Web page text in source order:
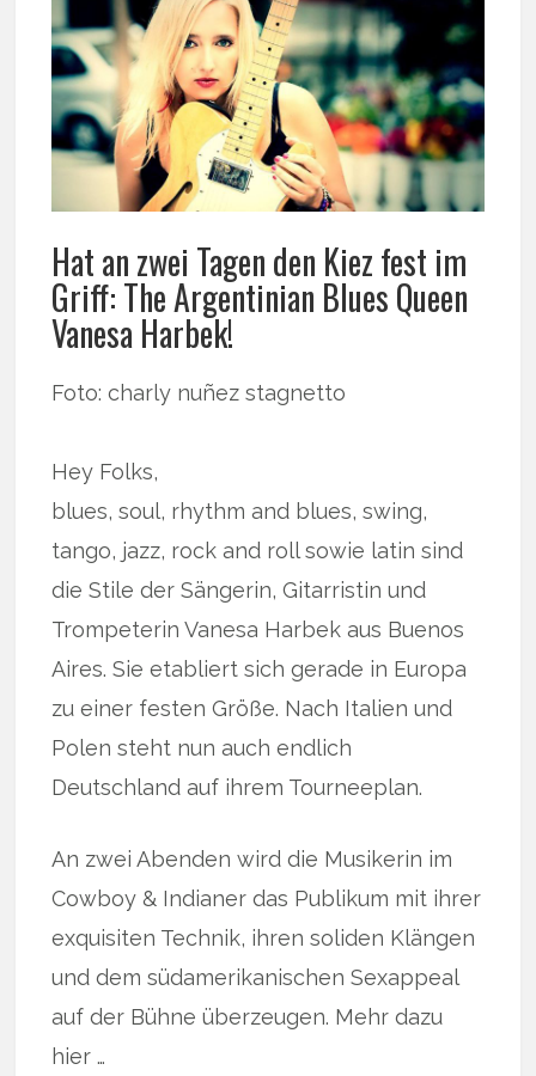
Hat an zwei Tagen den Kiez fest im
Griff: The Argentinian Blues Queen
Vanesa Harbek!
Foto: charly nuñez stagnetto
Hey Folks,
blues, soul, rhythm and blues, swing,
tango, jazz, rock and roll sowie latin sind
die Stile der Sängerin, Gitarristin und
Trompeterin Vanesa Harbek aus Buenos
Aires. Sie etabliert sich gerade in Europa
zu einer festen Größe. Nach Italien und
Polen steht nun auch endlich
Deutschland auf ihrem Tourneeplan.
An zwei Abenden wird die Musikerin im
Cowboy & Indianer das Publikum mit ihrer
exquisiten Technik, ihren soliden Klängen
und dem südamerikanischen Sexappeal
auf der Bühne überzeugen. Mehr dazu
hier …